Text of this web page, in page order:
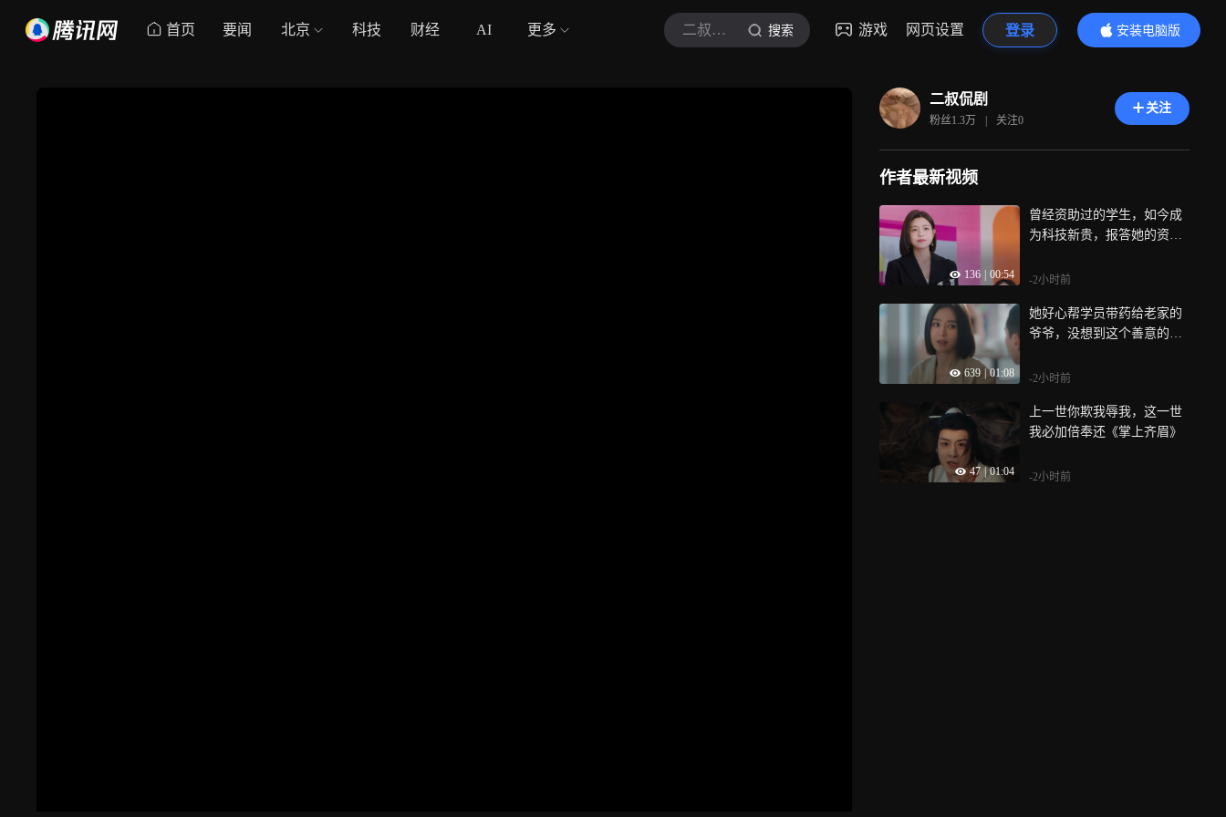
首页 要闻 北京 科技 财经 AI 更多 二叔侃剧 搜索 游戏 网页设置 登录
安装电脑版
内容更精彩
二叔侃剧
粉丝1.3万 | 关注0
关注
作者最新视频
136 00:54
曾经资助过的学生，如今成
为科技新贵，报答她的资助
-2小时前
639 01:08
她好心帮学员带药给老家的
爷爷，没想到这个善意的举
之城》
-2小时前
47 01:04
上一世你欺我辱我，这一世
我必加倍奉还《掌上齐眉》
-2小时前